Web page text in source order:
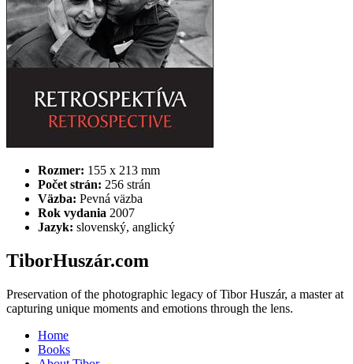
Rozmer: 155 x 213 mm
Počet strán: 256 strán
Väzba: Pevná väzba
Rok vydania 2007
Jazyk: slovenský, anglický
TiborHuszár.com
Preservation of the photographic legacy of Tibor Huszár, a master at
capturing unique moments and emotions through the lens.
Home
Books